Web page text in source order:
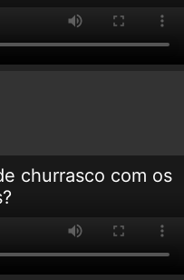
churrasco com os